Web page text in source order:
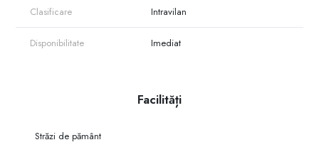
Clasificare Intravilan
Disponibilitate Imediat
Facilități
Străzi de pământ